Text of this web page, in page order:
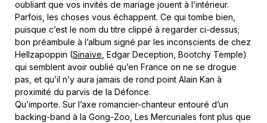
oubliant que vos invités de mariage jouent à l’intérieur.
Parfois, les choses vous échappent. Ce qui tombe bien,
puisque c’est le nom du titre clippé à regarder ci-dessus;
bon préambule à l’album signé par les inconscients de chez
Hellzapoppin (Sinaïve , Edgar Deception, Bootchy Temple)
qui semblent avoir oublié qu’en France on ne se drogue
pas, et qu’il n’y aura jamais de rond point Alain Kan à
proximité du parvis de la Défonce.
Qu’importe. Sur l’axe romancier-chanteur entouré d’un
backing-band à la Gong-Zoo, Les Mercuriales font plus que